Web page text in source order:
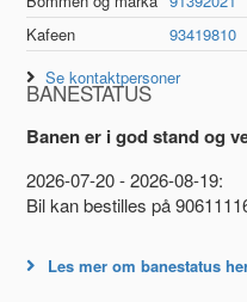
Kafeen
93419810
Se kontaktpersoner
BANESTATUS
Banen er i god stand og
2026-07-20 - 2026-08-19:
Bil kan bestilles på
Les mer om banestatus